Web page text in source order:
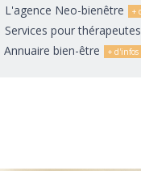
L'agence Neo-bienêtre
Services pour thérapeutes
Annuaire bien-être